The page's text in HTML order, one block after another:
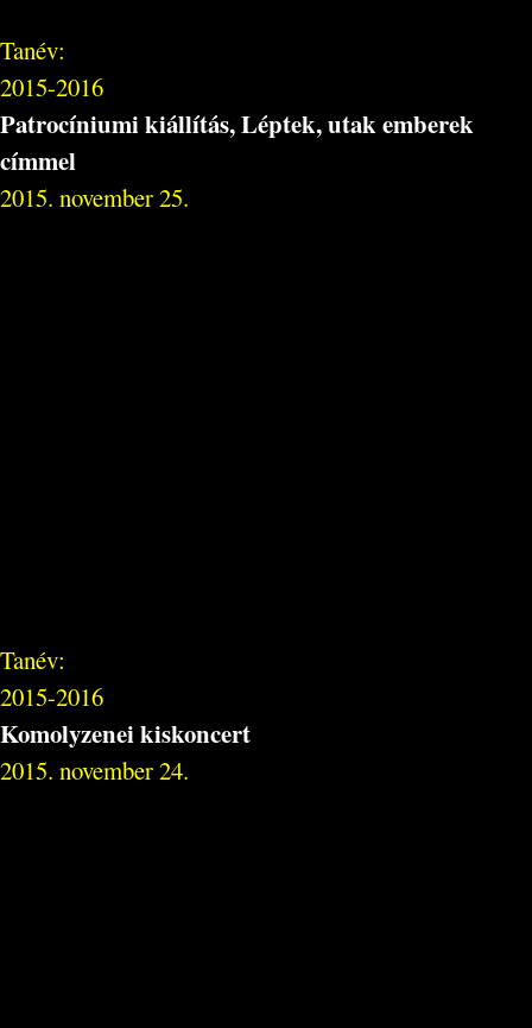
Tanév:
2015-2016
Patrocíniumi kiállítás, Léptek, utak emberek
címmel
2015. november 25.
Tanév:
2015-2016
Komolyzenei kiskoncert
2015. november 24.